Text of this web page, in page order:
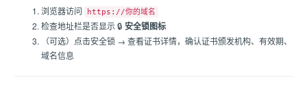
浏览器访问 https://你的域名
检查地址栏是否显示 🔒 安全锁图标
（可选）点击安全锁 → 查看证书详情，确认证书颁发机构、有效期、
域名信息